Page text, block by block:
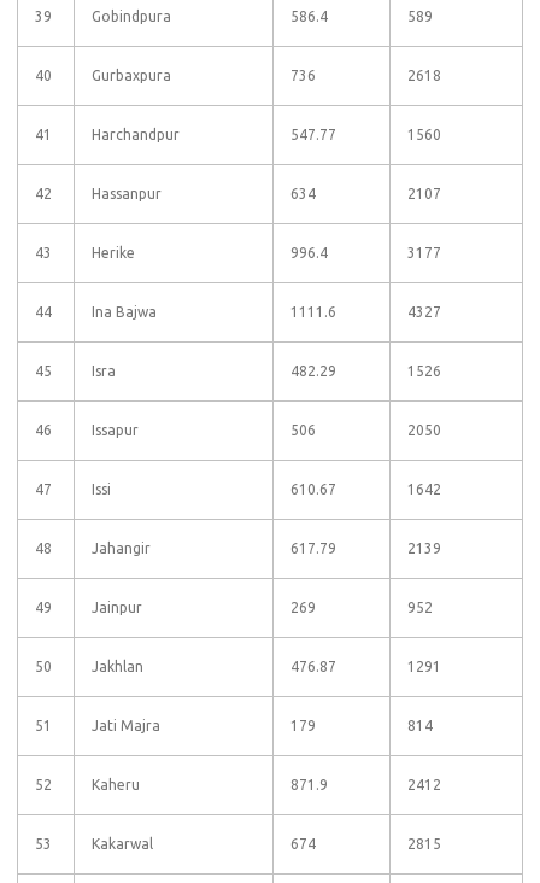
39 Gobindpura 586.4 589
40 Gurbaxpura 736 2618
41 Harchandpur 547.77 1560
42 Hassanpur 634 2107
43 Herike 996.4 3177
44 Ina Bajwa 1111.6 4327
45 Isra 482.29 1526
46 Issapur 506 2050
47 Issi 610.67 1642
48 Jahangir 617.79 2139
49 Jainpur 269 952
50 Jakhlan 476.87 1291
51 Jati Majra 179 814
52 Kaheru 871.9 2412
53 Kakarwal 674 2815